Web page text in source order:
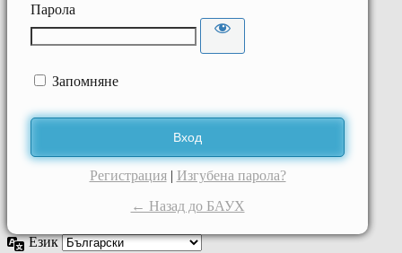
Парола
Запомняне
Регистрация| Изгубена парола?
← Назад до БАУХ
Език